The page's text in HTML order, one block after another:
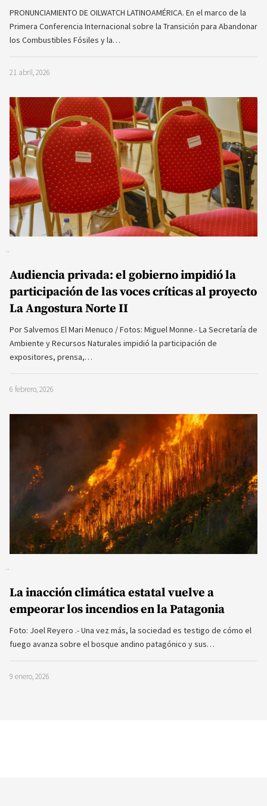
PRONUNCIAMIENTO DE OILWATCH LATINOAMÉRICA. En el marco de la
Primera Conferencia Internacional sobre la Transición para Abandonar
los Combustibles Fósiles y la…
21 abril, 2026
Audiencia privada: el gobierno impidió la
participación de las voces críticas al proyecto
La Angostura Norte II
Por Salvemos El Mari Menuco / Fotos: Miguel Monne.- La Secretaría de
Ambiente y Recursos Naturales impidió la participación de
expositores, prensa,…
6 febrero, 2026
La inacción climática estatal vuelve a
empeorar los incendios en la Patagonia
Foto: Joel Reyero .- Una vez más, la sociedad es testigo de cómo el
fuego avanza sobre el bosque andino patagónico y sus…
9 enero, 2026